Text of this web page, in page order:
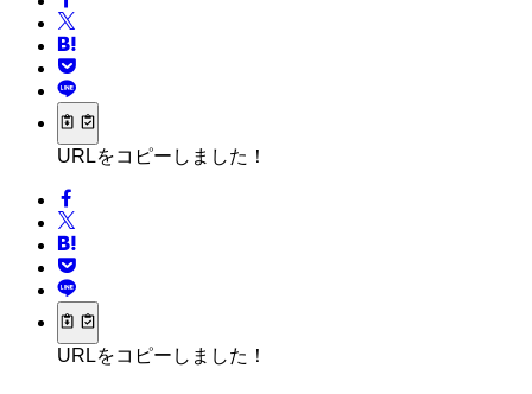
URLをコピーしました！
URLをコピーしました！